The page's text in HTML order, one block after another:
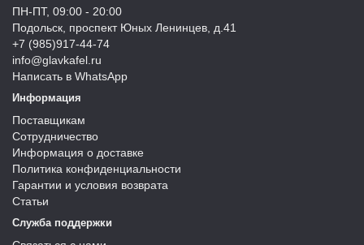
ПН-ПТ, 09:00 - 20:00
Подольск, проспект Юных Ленинцев, д.41
+7 (985)917-44-74
info@glavkafel.ru
Написать в WhatsApp
Информация
Поставщикам
Сотрудничество
Информация о доставке
Политика конфиденциальности
Гарантии и условия возврата
Статьи
Служба поддержки